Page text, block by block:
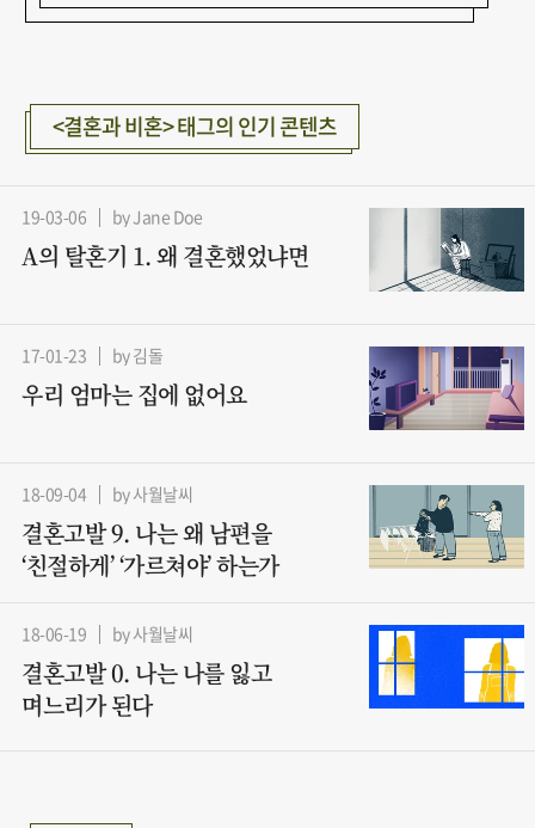
<결혼과 비혼> 태그의 인기 콘텐츠
19-03-06 by Jane Doe
A의 탈혼기 1. 왜 결혼했었냐면
17-01-23 by 김돌
우리 엄마는 집에 없어요
18-09-04 by 사월날씨
결혼고발 9. 나는 왜 남편을
‘친절하게’ ‘가르쳐야’ 하는가
18-06-19 by 사월날씨
결혼고발 0. 나는 나를 잃고
며느리가 된다